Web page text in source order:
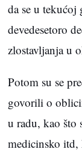
da se u
devedesetoro
zlostavljanja u
Potom su se
govorili o
u radu, kao
medicinsko itd,